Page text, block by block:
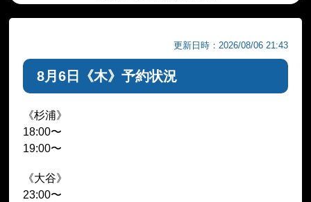
更新日時：2026/08/06 21:43
8月6日《木》予約状況
《杉浦》
18:00〜
19:00〜
《大谷》
23:00〜